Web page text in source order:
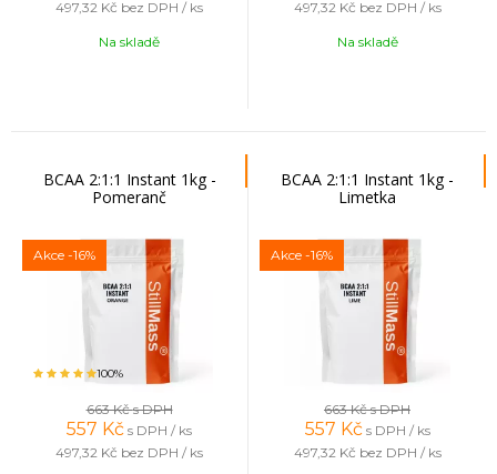
497,32 Kč bez DPH / ks
Na skladě
497,32 Kč bez DPH / ks
Na skladě
BCAA 2:1:1 Instant 1kg -
Pomeranč
Akce -16%
100%
663 Kčs DPH
557 Kč s DPH / ks
497,32 Kč bez DPH / ks
BCAA 2:1:1 Instant 1kg -
Limetka
Akce -16%
663 Kčs DPH
557 Kč s DPH / ks
497,32 Kč bez DPH / ks